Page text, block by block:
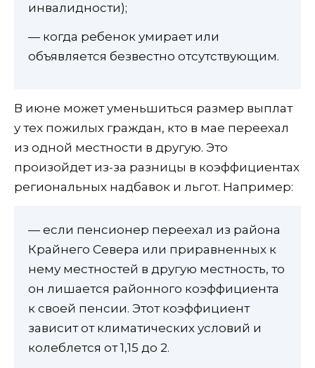
инвалидности);
— когда ребенок умирает или
объявляется безвестно отсутствующим.
В июне может уменьшиться размер выплат
у тех пожилых граждан, кто в мае переехал
из одной местности в другую. Это
произойдет из-за разницы в коэффициентах
региональных надбавок и льгот. Например:
— если пенсионер переехал из района
Крайнего Севера или приравненных к
нему местностей в другую местность, то
он лишается районного коэффициента
к своей пенсии. Этот коэффициент
зависит от климатических условий и
колеблется от 1,15 до 2.